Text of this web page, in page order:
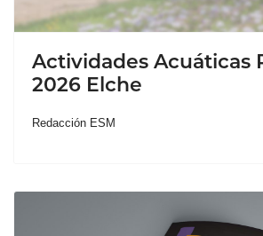
Actividades Acuáticas
2026 Elche
Redacción ESM